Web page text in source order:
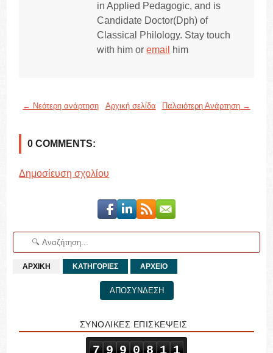
in Applied Pedagogic, and is
Candidate Doctor(Dph) of
Classical Philology. Stay touch
with him oremail him
← Νεότερη ανάρτηση Παλαιότερη Ανάρτηση →
Αρχική σελίδα
0 COMMENTS:
Δημοσίευση σχολίου
ΑΡΧΙΚΗ ΚΑΤΗΓΟΡΙΕΣ ΑΡΧΕΙΟ
ΑΠΟΣΥΝΔΕΣΗ
ΣΥΝΟΛΙΚΕΣ ΕΠΙΣΚΕΨΕΙΣ